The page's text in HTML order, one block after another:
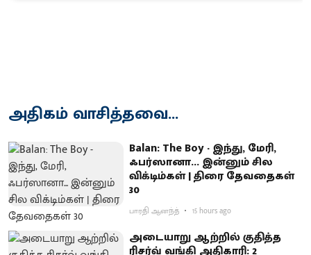
அதிகம் வாசித்தவை...
Balan: The Boy - இந்து, மேரி,
ஃபர்ஸானா... இன்னும் சில
விக்டிம்கள் | திரை தேவதைகள்
30
பாரதி ஆனந்த் 15 hours ago
அடையாறு ஆற்றில் குதித்த
ரிசர்வ் வங்கி அதிகாரி: 2